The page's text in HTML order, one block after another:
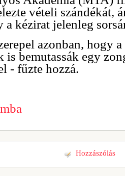
vételi szándékát,
kézirat jelenleg
azonban, hogy
is bemutassák egy
- fűzte hozzá.
Hozzászólás